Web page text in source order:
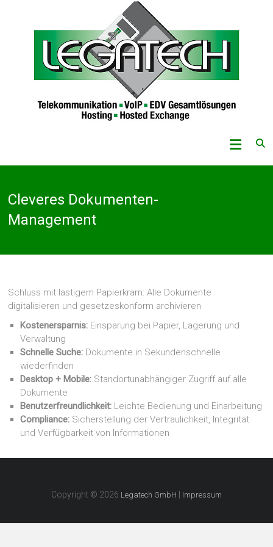
GmbH
–
–
–
Hosted
Exchange
Cleveres Dokumenten-
Management
Schluss mit lästigem Papierkram: Alle Dokumente
digitalisieren und gesetzeskonform archivieren
Kostenersparnis: Einsparung bei Papier, Lagerung und
Verwaltung
Schnelle Suche: Dokumente in Sekundenschnelle
wiederfinden
Desktop + Mobile: Standortunabhängiger Zugriff auf alle
Dokumente
Benutzerfreundlichkeit: Leichte Bedienung und Einarbeitung
Compliance: Sicherstellung der Vertraulichkeit, Integrität
und Verfügbarkeit von Informationen
Copyright © 2026 Legatech GmbH Impressum